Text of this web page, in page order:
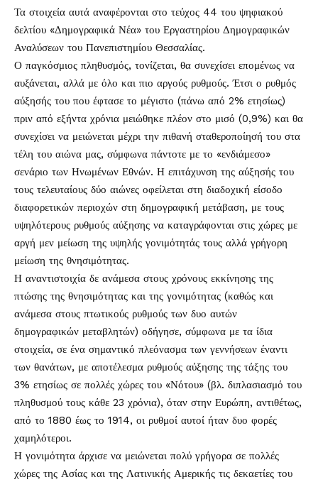
Τα στοιχεία αυτά αναφέρονται στο τεύχος 44 του ψηφιακού
δελτίου «Δημογραφικά Νέα» του Εργαστηρίου Δημογραφικών
Αναλύσεων του Πανεπιστημίου Θεσσαλίας.
Ο παγκόσμιος πληθυσμός, τονίζεται, θα συνεχίσει επομένως να
αυξάνεται, αλλά με όλο και πιο αργούς ρυθμούς. Έτσι ο ρυθμός
αύξησής του που έφτασε το μέγιστο (πάνω από 2% ετησίως)
πριν από εξήντα χρόνια μειώθηκε πλέον στο μισό (0,9%) και θα
συνεχίσει να μειώνεται μέχρι την πιθανή σταθεροποίησή του στα
τέλη του αιώνα μας, σύμφωνα πάντοτε με το «ενδιάμεσο»
σενάριο των Ηνωμένων Εθνών. Η επιτάχυνση της αύξησής του
τους τελευταίους δύο αιώνες οφείλεται στη διαδοχική είσοδο
διαφορετικών περιοχών στη δημογραφική μετάβαση, με τους
υψηλότερους ρυθμούς αύξησης να καταγράφονται στις χώρες με
αργή μεν μείωση της υψηλής γονιμότητάς τους αλλά γρήγορη
μείωση της θνησιμότητας.
Η αναντιστοιχία δε ανάμεσα στους χρόνους εκκίνησης της
πτώσης της θνησιμότητας και της γονιμότητας (καθώς και
ανάμεσα στους πτωτικούς ρυθμούς των δυο αυτών
δημογραφικών μεταβλητών) οδήγησε, σύμφωνα με τα ίδια
στοιχεία, σε ένα σημαντικό πλεόνασμα των γεννήσεων έναντι
των θανάτων, με αποτέλεσμα ρυθμούς αύξησης της τάξης του
3% ετησίως σε πολλές χώρες του «Νότου» (βλ. διπλασιασμό του
πληθυσμού τους κάθε 23 χρόνια), όταν στην Ευρώπη, αντιθέτως,
από το 1880 έως το 1914, οι ρυθμοί αυτοί ήταν δυο φορές
χαμηλότεροι.
Η γονιμότητα άρχισε να μειώνεται πολύ γρήγορα σε πολλές
χώρες της Ασίας και της Λατινικής Αμερικής τις δεκαετίες του